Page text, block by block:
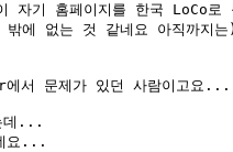
자기 홈페이지를 한국 LoCo로
에 없는 것 같네요 아직까지는
서 문제가 있던 사람이고요...
데...
요...